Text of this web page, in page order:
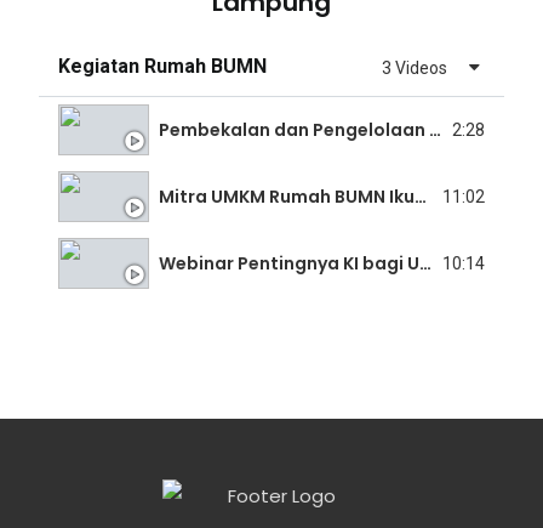
Kegiatan Rumah BUMN 3 Videos
Pembekalan dan Pengelolaan Website 2:28
Mitra UMKM Rumah BUMN Ikut Meriahkan Acara ICMI 2022 11:02
Webinar Pentingnya KI bagi UMKM 10:14